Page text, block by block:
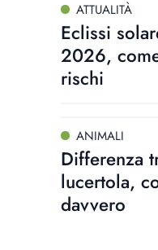
ATTUALITÀ
Eclissi
2026,
rischi
ANIMALI
Differenza
lucertola,
davvero